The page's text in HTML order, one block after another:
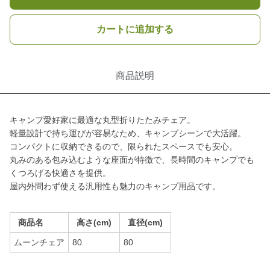
カートに追加する
商品説明
キャンプ愛好家に最適な丸型折りたたみチェア。
軽量設計で持ち運びが容易なため、キャンプシーンで大活躍。
コンパクトに収納できるので、限られたスペースでも安心。
丸みのある包み込むような座面が特徴で、長時間のキャンプでも
くつろげる快適さを提供。
屋内外問わず使える汎用性も魅力のキャンプ用品です。
商品名 高さ(cm) 直径(cm)
ムーンチェア 80 80